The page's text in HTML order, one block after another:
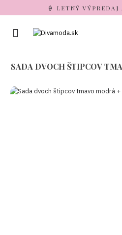
🍦 LETNÝ
SADA DVOCH ŠTIPCOV